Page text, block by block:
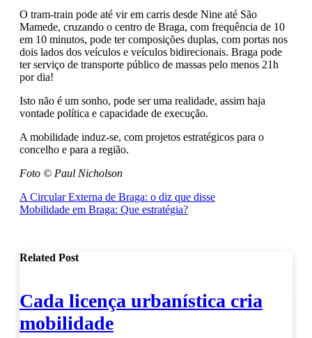
O tram-train pode até vir em carris desde Nine até São
Mamede, cruzando o centro de Braga, com frequência de 10
em 10 minutos, pode ter composições duplas, com portas nos
dois lados dos veículos e veículos bidirecionais. Braga pode
ter serviço de transporte público de massas pelo menos 21h
por dia!
Isto não é um sonho, pode ser uma realidade, assim haja
vontade política e capacidade de execução.
A mobilidade induz-se, com projetos estratégicos para o
concelho e para a região.
Foto © Paul Nicholson
Navegação
de
A Circular Externa de Braga: o diz que disse
Mobilidade em Braga: Que estratégia?
Related Post
Cada licença urbanística cria
mobilidade